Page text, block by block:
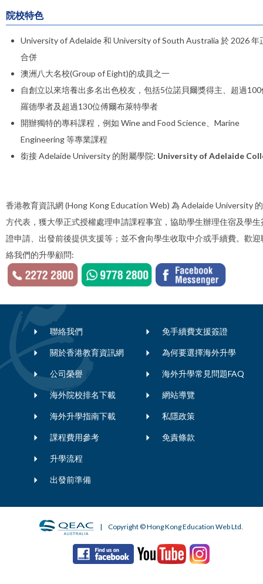
院校特色
University of Adelaide 和 University of South Australia 於 2026 年
合併
澳洲八大名校(Group of Eight)的成員之一
自創立以來培養出多名出色校友，包括5位諾貝爾獎得主、超過100
羅德學者及超過130位傅爾布萊特學者
開辦獨特的專科課程，例如 Wine and Food Science、Marine
Engineering 等專業課程
銜接 Adelaide University 的附屬學院: University of Adelaide
香港教育資訊網 (Hong Kong Education Web) 為 Adelaide University
方代表，獲大學正式授權處理申請課程事宜，協助學生辦理住宿及學生
證申請、出發前後提供支援等；並不會向學生收取中介或手續費。歡迎
絡我們的升學顧問:
聯絡我們
關於香港教育資訊網
公司榮譽
海外院校排名下載
海外升學指南下載
課程費用參考
升學流程
出發前準備
免手續費支援簽證
為何要選擇海外升學
海外升學常見問題FAQ
網站導覽
私隱政策
免責條款
| Copyright © Hong Kong Education Web Ltd.